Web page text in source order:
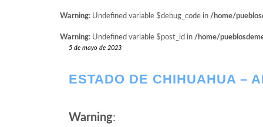
Warning: Undefined variable $debug_code in /home/
Warning: Undefined variable $post_id in /home/
5 de mayo de 2023
ESTADO DE CHIHUAHUA –
Warning: